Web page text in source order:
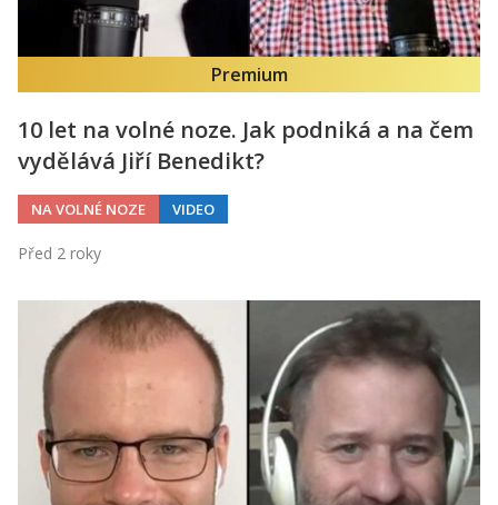
Premium
10 let na volné noze. Jak podniká a na čem
vydělává Jiří Benedikt?
NA VOLNÉ NOZE VIDEO
Před 2 roky